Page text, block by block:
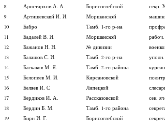
8
Аристархов А. А. Борисоглебской секр.
9
Артишевсквй И. И. Моршанской
10
Бабро Тамб. 1-го р-на
11
Бадалей В. И. Моршанской
12
Бажанов Н. Н. № дивизии
13
Балашов С. И. Тамб. 2-го р-на
14
Баскаков М. Я. Тамб. 2-го района
15
Белопеев М. И. Кирсановской
16
Беляев И. С Липецкой
17
Бердиков И. А. Рассказовской сек.
18
Бердин Б. М. Тамб. 1-го района
19
Бирн И. Г. Борисоглебской